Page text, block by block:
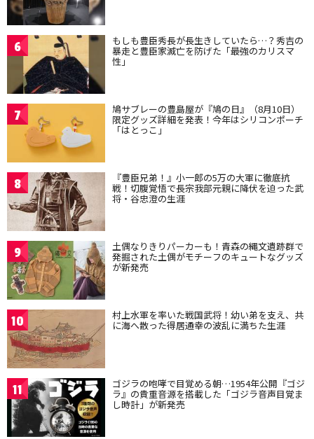
6 もしも豊臣秀長が長生きしていたら…？秀吉の
暴走と豊臣家滅亡を防げた「最強のカリスマ
性」
7 鳩サブレーの豊島屋が『鳩の日』（8月10日）
限定グッズ詳細を発表！今年はシリコンポーチ
「はとっこ」
8 『豊臣兄弟！』小一郎の5万の大軍に徹底抗
戦！切腹覚悟で長宗我部元親に降伏を迫った武
将・谷忠澄の生涯
9 土偶なりきりパーカーも！青森の縄文遺跡群で
発掘された土偶がモチーフのキュートなグッズ
が新発売
10 村上水軍を率いた戦国武将！幼い弟を支え、共
に海へ散った得居通幸の波乱に満ちた生涯
11 ゴジラの咆哮で目覚める朝…1954年公開『ゴジ
ラ』の貴重音源を搭載した「ゴジラ音声目覚ま
し時計」が新発売